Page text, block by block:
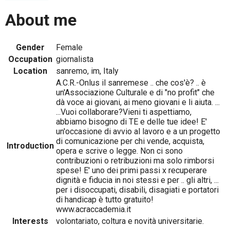
About me
Gender
Female
Occupation giornalista
Location
sanremo, im, Italy
Introduction
A.C.R.-Onlus il sanremese .. che cos'è? .. è
un'Associazione Culturale e di "no profit" che
dà voce ai giovani, ai meno giovani e li aiuta. ...
...Vuoi collaborare?Vieni ti aspettiamo,
abbiamo bisogno di TE e delle tue idee! E'
un'occasione di avvio al lavoro e a un progetto
di comunicazione per chi vende, acquista,
opera e scrive o legge. Non ci sono
contribuzioni o retribuzioni ma solo rimborsi
spese! E' uno dei primi passi x recuperare
dignità e fiducia in noi stessi e per .. gli altri, ...
per i disoccupati, disabili, disagiati e portatori
di handicap è tutto gratuito!
www.acraccademia.it
Interests
volontariato, coltura e novità universitarie.